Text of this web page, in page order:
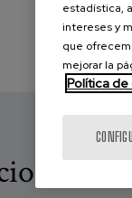
Matia
estadística,
intereses y
que
mejorar la
Política